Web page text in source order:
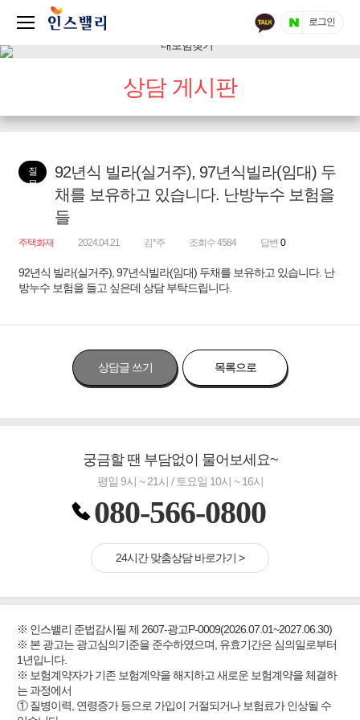
로그인
상담 게시판
질
문
92년식 빌라(실거주), 97년식빌라(임대) 두
채를 보유하고 있습니다. 난방누수 보험을
들
주택화재 2024.04.21 김*주 조회수 4584 답변 0
92년식 빌라(실거주), 97년식빌라(임대) 두채를 보유하고 있습니다. 난
방누수 보험을 들고 싶은데 상담 부탁드립니다.
상담글 쓰기 목록으로
궁금할 땐 부담없이 물어보세요~
평일 9시 ~ 21시 / 토요일 10시 ~ 16시
080-566-0800
24시간 맞춤상담 바로가기 >
※ 인스밸리 준법감시필 제 2607-광고P-0009(2026.07.01~2027.06.30)
※ 본 광고는 광고심의기준을 준수하였으며, 유효기간은 심의일로부터
1년입니다.
※ 보험계약자가 기존 보험계약을 해지하고 새로운 보험계약을 체결하
는 과정에서
① 질병이력, 연령증가 등으로 가입이 거절되거나 보험료가 인상될 수